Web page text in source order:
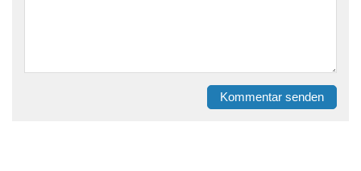
Kommentar senden